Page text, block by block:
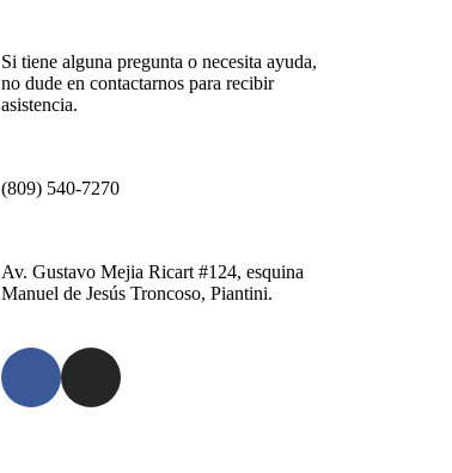
Si tiene alguna pregunta o necesita ayuda,
no dude en contactarnos para recibir
asistencia.
(809) 540-7270
Av. Gustavo Mejia Ricart #124, esquina
Manuel de Jesús Troncoso, Piantini.